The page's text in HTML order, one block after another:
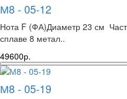
М8 - 05-12
Нота F (ФА)Диаметр 23 см
сплаве 8 метал..
49600р.
М8 - 05-19